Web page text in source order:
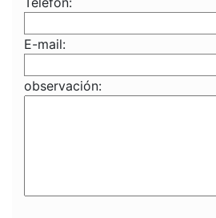
E-mail:
observación: